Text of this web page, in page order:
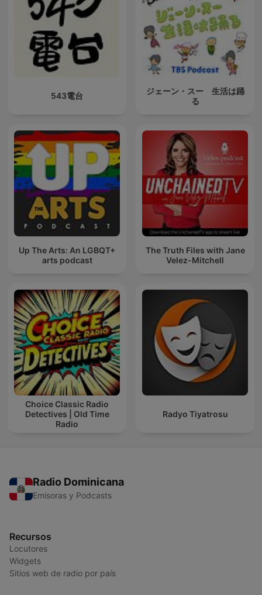
543電台
ジェーン・スー 生活は踊
る
Up The Arts: An LGBQT+
arts podcast
The Truth Files with Jane
Velez-Mitchell
Choice Classic Radio
Detectives | Old Time
Radio
Radyo Tiyatrosu
Radio Dominicana
Emisoras y Podcasts
Recursos
Locutores
Widgets
Sitios web de radio por país